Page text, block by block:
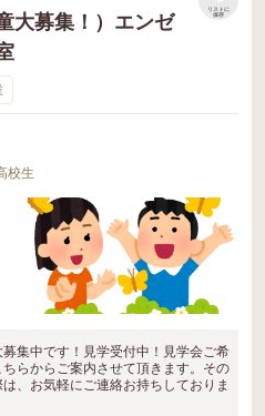
大募集！）エンゼ
リストに
保存
校生
集中です！見学受付中！見学会ご希
らからご案内させて頂きます。その
、お気軽にご連絡お持ちしておりま